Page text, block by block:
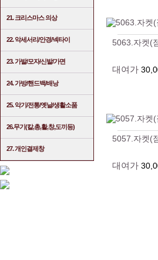
21. 크리스마스 의상
22. 악세서리/안경/넥타이
23. 가발/모자/신발/가면
24. 가방/핸드백/배낭
25. 악기/전통/옛날/생활소품
26.무기(칼,총,활,창,도끼등)
27. 개인결제창
5063.자켓(
대여가
5057.자켓(
대여가